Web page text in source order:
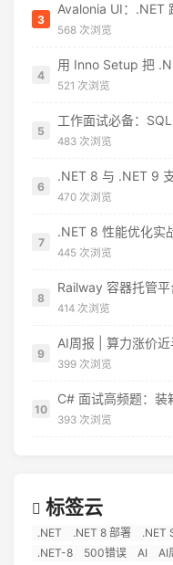
3
Avalonia UI：.NET
568 次浏览
4
521 次浏览
5
工作面试必备：
483 次浏览
6
470 次浏览
7
.NET 8 性能优化实
445 次浏览
8
Railway 容器托管平
414 次浏览
9
AI周报 | 算力涨价
399 次浏览
10
C# 面试高频题：装
393 次浏览
标签云
.NET .NET 8 部署 .NET
.NET-8
500错误 AI AI